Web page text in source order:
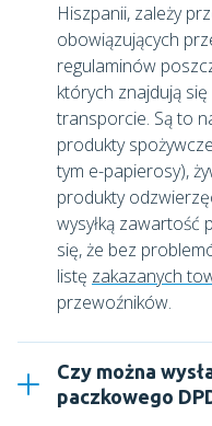
Hiszpanii, zależy
obowiązujących
regulaminów
których znajdują
transporcie. Są to
produkty
tym e-papierosy),
produkty
wysyłką zawartość
się, że bez
listę zakazanych
przewoźników.
Czy można
paczkowego